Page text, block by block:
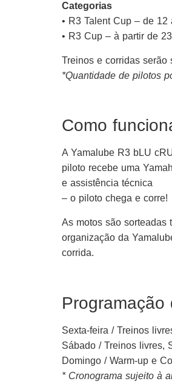
Categorias
• R3 Talent Cup – de
• R3 Cup – à partir de
Treinos e corridas serão
*Quantidade de pilotos
Como
A Yamalube R3 bLU
piloto recebe uma
e assistência técnica
– o piloto chega e corre!
As motos são sorteadas
organização da
corrida.
Sexta-feira / Treinos
Sábado / Treinos livres,
Domingo / Warm-up e
* Cronograma sujeito à